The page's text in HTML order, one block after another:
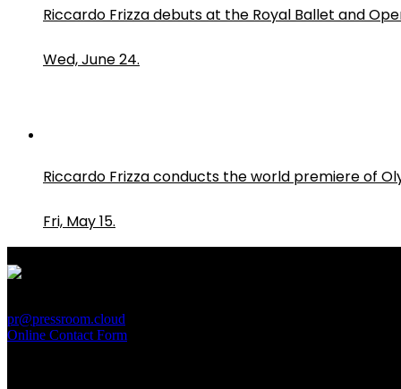
Riccardo Frizza debuts at the Royal Ballet and
Wed, June 24.
Riccardo Frizza conducts the world premiere of
Fri, May 15.
pr@pressroom.cloud
Online Contact Form